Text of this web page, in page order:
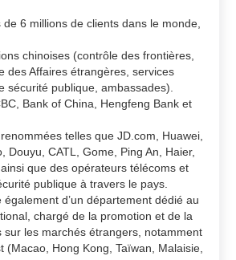
6 millions de clients dans le monde,
chinoises (contrôle des frontières,
des Affaires étrangères, services
sécurité publique, ambassades).
Bank of China, Hengfeng Bank et
telles que JD.com, Huawei,
Douyu, CATL, Gome, Ping An, Haier,
que des opérateurs télécoms et
publique à travers le pays.
d’un département dédié au
chargé de la promotion et de la
sur les marchés étrangers, notamment
(Macao, Hong Kong, Taïwan, Malaisie,